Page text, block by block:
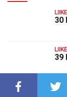
30
39